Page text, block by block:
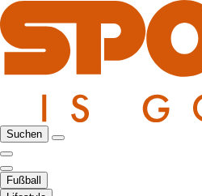
Suchen
Fußball